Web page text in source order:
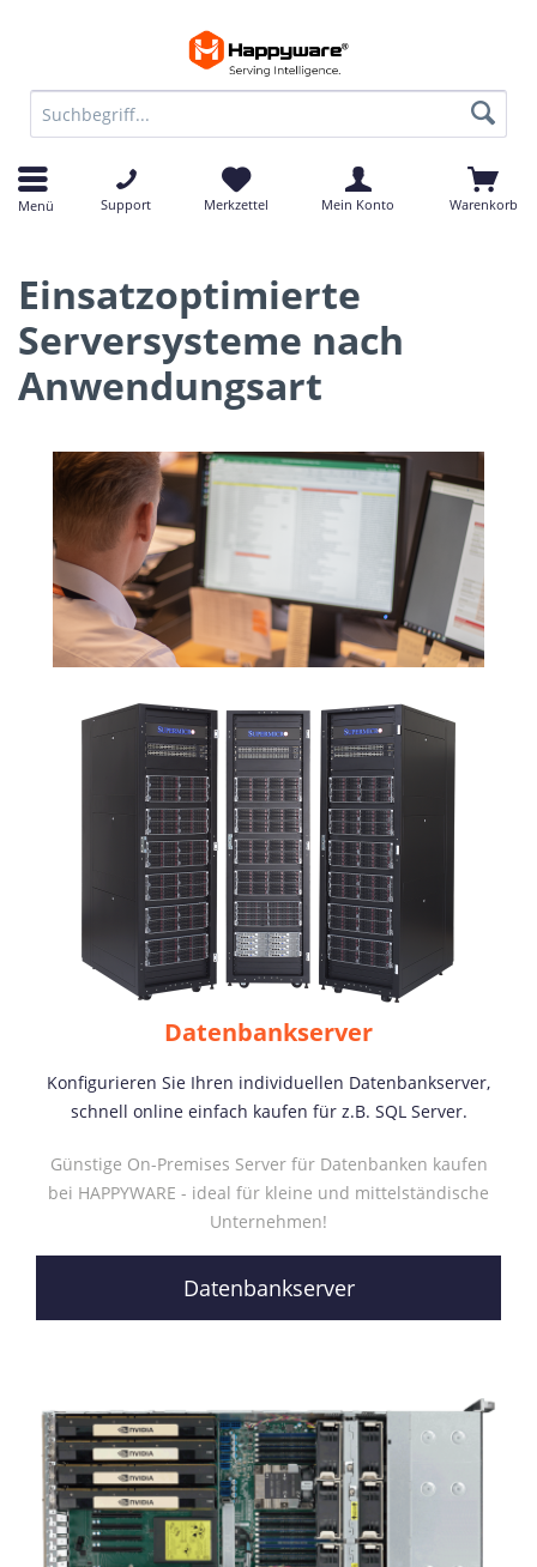
Menü Support Merkzettel Mein Konto Warenkorb
Einsatzoptimierte
Serversysteme nach
Anwendungsart
Datenbankserver
Konfigurieren Sie Ihren individuellen Datenbankserver,
schnell online einfach kaufen für z.B. SQL Server.
Günstige On-Premises Server für Datenbanken kaufen
bei HAPPYWARE - ideal für kleine und mittelständische
Unternehmen!
Datenbankserver